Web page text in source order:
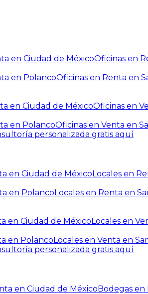
en Ciudad de MéxicoOficinas en
en PolancoOficinas en Renta en
en Ciudad de MéxicoOficinas en
en PolancoOficinas en Venta en
personalizada gratis aquí
en Ciudad de MéxicoLocales en
en PolancoLocales en Renta en
en Ciudad de MéxicoLocales en
en PolancoLocales en Venta en
personalizada gratis aquí
en Ciudad de MéxicoBodegas en